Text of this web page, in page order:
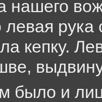
нашего
рука
кепку.
было и